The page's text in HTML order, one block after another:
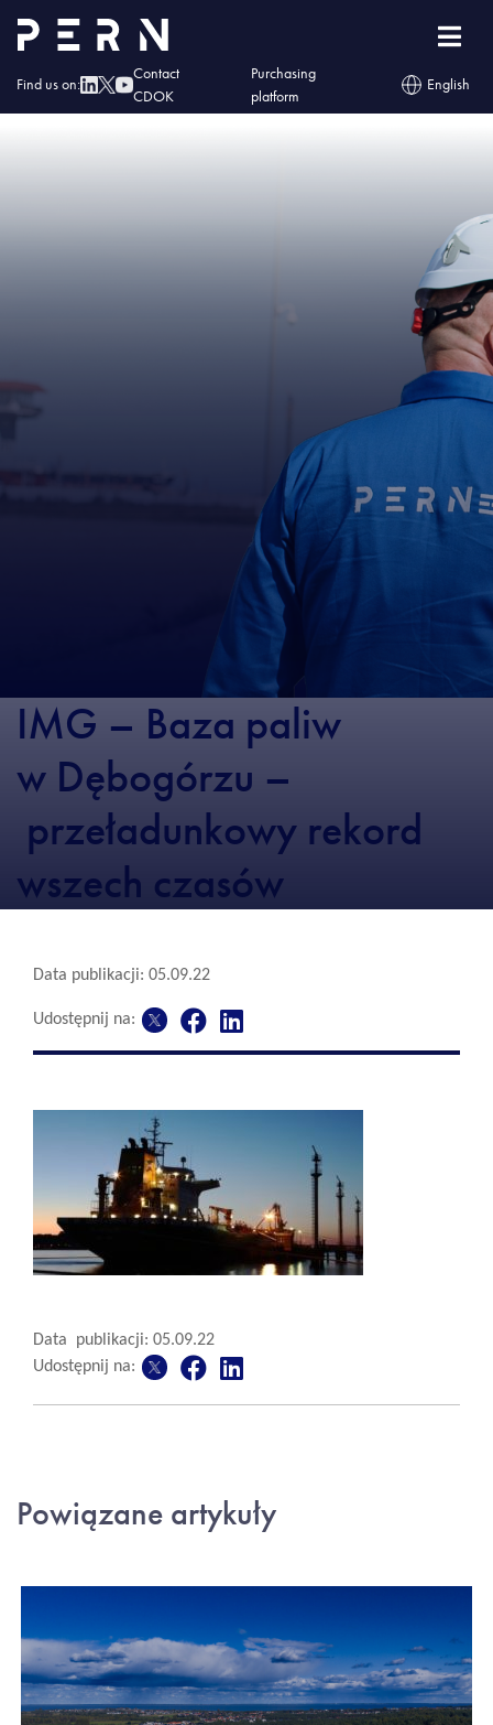
Find us on:
Contact
CDOK
Purchasing
platform
English
Home »IMG – Baza paliw w Dębogórzu – przeładunkowy rekord wszech
IMG – Baza paliw
w Dębogórzu –
przeładunkowy rekord
wszech czasów
Data publikacji: 05.09.22
Udostępnij na:
Data publikacji: 05.09.22
Udostępnij na:
Powiązane artykuły